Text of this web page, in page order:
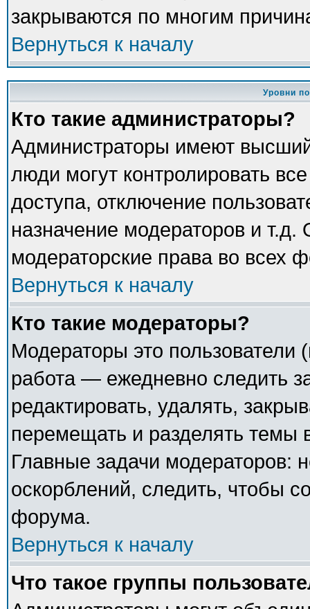
закрываются по многим
Вернуться к началу
Уровни
Кто такие администраторы?
Администраторы имеют
люди могут контролировать
доступа, отключение
назначение модераторов и
модераторские права во всех
Вернуться к началу
Кто такие модераторы?
Модераторы это пользователи
работа — ежедневно следить
редактировать, удалять,
перемещать и разделять темы
Главные задачи модераторов:
оскорблений, следить, чтобы
форума.
Вернуться к началу
Что такое группы